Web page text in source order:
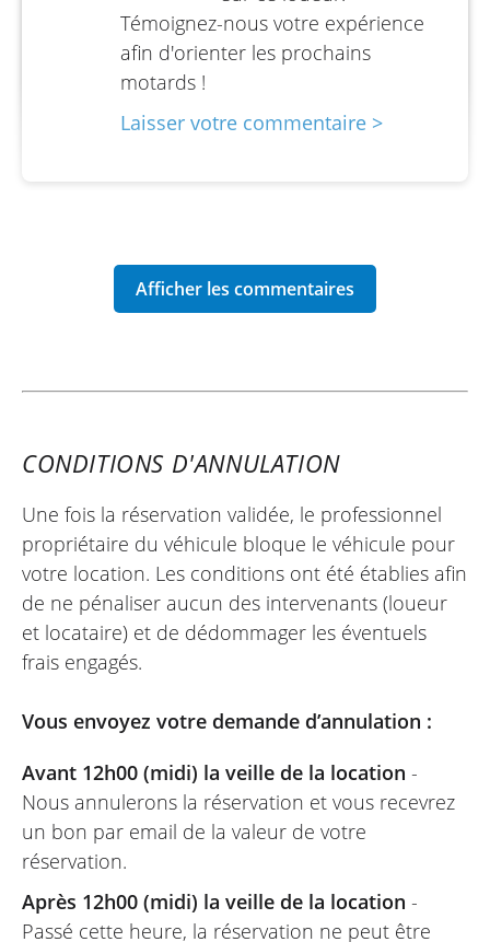
Frein avant : Double disque Ø 310 mm, étriers
Nissin 4 pistons
Frein arrière : Disque avec étrier Nissin 1 piston
Pneu avant : 120/70 ZR17
Dimensions (L x l x h) : 2 115 × 775 × 1 105 mm
Poids à vide : 203 kg
Témoignez-nous votre expérience
afin d'orienter les prochains
motards !
Laisser votre commentaire >
CONDITIONS D'ANNULATION
Une fois la réservation validée, le professionnel
propriétaire du véhicule bloque le véhicule pour
votre location. Les conditions ont été établies afin
de ne pénaliser aucun des intervenants (loueur
et locataire) et de dédommager les éventuels
frais engagés.
Vous envoyez votre demande d’annulation :
Avant 12h00 (midi) la veille de la location -
Nous annulerons la réservation et vous recevrez
un bon par email de la valeur de votre
réservation.
Après 12h00 (midi) la veille de la location -
Passé cette heure, la réservation ne peut être